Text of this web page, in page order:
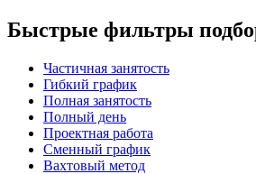
Быстрые фильтры
Частичная занятость
Гибкий график
Полная занятость
Полный день
Проектная работа
Сменный график
Вахтовый метод